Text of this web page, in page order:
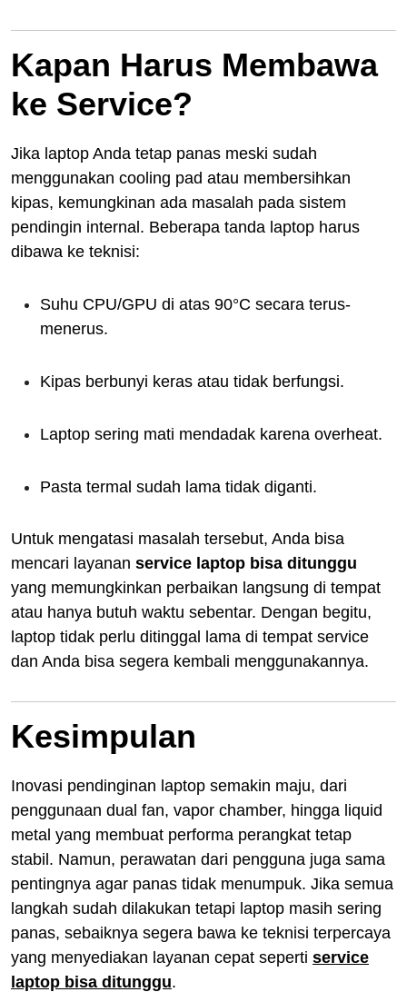
Kapan Harus Membawa
ke Service?
Jika laptop Anda tetap panas meski sudah
menggunakan cooling pad atau membersihkan
kipas, kemungkinan ada masalah pada sistem
pendingin internal. Beberapa tanda laptop harus
dibawa ke teknisi:
Suhu CPU/GPU di atas 90°C secara terus-
menerus.
Kipas berbunyi keras atau tidak berfungsi.
Laptop sering mati mendadak karena overheat.
Pasta termal sudah lama tidak diganti.
Untuk mengatasi masalah tersebut, Anda bisa
mencari layanan service laptop bisa ditunggu
yang memungkinkan perbaikan langsung di tempat
atau hanya butuh waktu sebentar. Dengan begitu,
laptop tidak perlu ditinggal lama di tempat service
dan Anda bisa segera kembali menggunakannya.
Kesimpulan
Inovasi pendinginan laptop semakin maju, dari
penggunaan dual fan, vapor chamber, hingga liquid
metal yang membuat performa perangkat tetap
stabil. Namun, perawatan dari pengguna juga sama
pentingnya agar panas tidak menumpuk. Jika semua
langkah sudah dilakukan tetapi laptop masih sering
panas, sebaiknya segera bawa ke teknisi terpercaya
yang menyediakan layanan cepat seperti service
laptop bisa ditunggu.